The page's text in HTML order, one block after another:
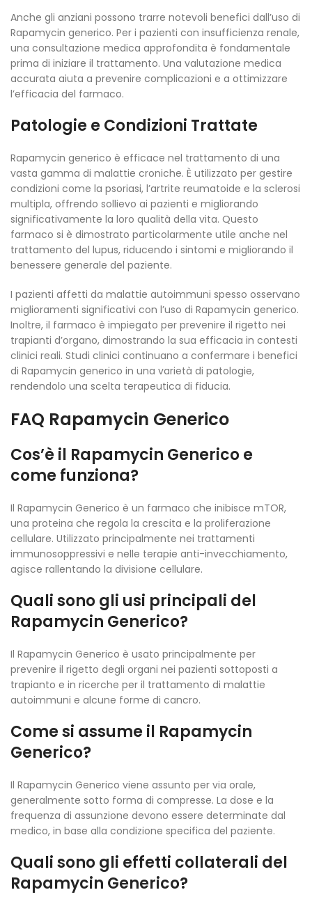
Anche gli anziani possono trarre notevoli benefici dall’uso di
Rapamycin generico. Per i pazienti con insufficienza renale,
una consultazione medica approfondita è fondamentale
prima di iniziare il trattamento. Una valutazione medica
accurata aiuta a prevenire complicazioni e a ottimizzare
l’efficacia del farmaco.
Patologie e Condizioni Trattate
Rapamycin generico è efficace nel trattamento di una
vasta gamma di malattie croniche. È utilizzato per gestire
condizioni come la psoriasi, l’artrite reumatoide e la sclerosi
multipla, offrendo sollievo ai pazienti e migliorando
significativamente la loro qualità della vita. Questo
farmaco si è dimostrato particolarmente utile anche nel
trattamento del lupus, riducendo i sintomi e migliorando il
benessere generale del paziente.
I pazienti affetti da malattie autoimmuni spesso osservano
miglioramenti significativi con l’uso di Rapamycin generico.
Inoltre, il farmaco è impiegato per prevenire il rigetto nei
trapianti d’organo, dimostrando la sua efficacia in contesti
clinici reali. Studi clinici continuano a confermare i benefici
di Rapamycin generico in una varietà di patologie,
rendendolo una scelta terapeutica di fiducia.
FAQ Rapamycin Generico
Cos’è il Rapamycin Generico e
come funziona?
Il Rapamycin Generico è un farmaco che inibisce mTOR,
una proteina che regola la crescita e la proliferazione
cellulare. Utilizzato principalmente nei trattamenti
immunosoppressivi e nelle terapie anti-invecchiamento,
agisce rallentando la divisione cellulare.
Quali sono gli usi principali del
Rapamycin Generico?
Il Rapamycin Generico è usato principalmente per
prevenire il rigetto degli organi nei pazienti sottoposti a
trapianto e in ricerche per il trattamento di malattie
autoimmuni e alcune forme di cancro.
Come si assume il Rapamycin
Generico?
Il Rapamycin Generico viene assunto per via orale,
generalmente sotto forma di compresse. La dose e la
frequenza di assunzione devono essere determinate dal
medico, in base alla condizione specifica del paziente.
Quali sono gli effetti collaterali del
Rapamycin Generico?